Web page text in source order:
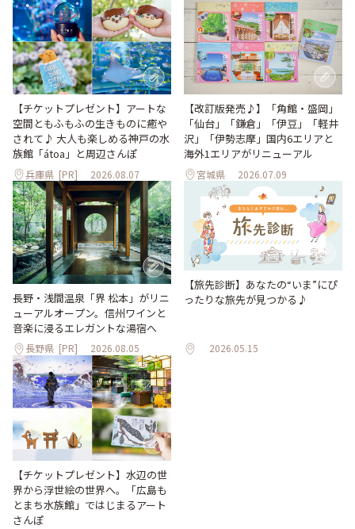
【チケットプレゼント】アートな
空間ともふもふの生きものに癒や
されて♪ 大人も楽しめる神戸の水
族館「átoa」と周辺さんぽ
兵庫県 [PR] 2026.08.07
【改訂版発売♪】「角館・盛岡」
「仙台」「鎌倉」「伊豆」「軽井
沢」「伊勢志摩」国内6エリアと
海外1エリアがリニューアル
宮城県 2026.07.09
長野・浅間温泉「界 松本」がリニ
ューアルオープン。信州ワインと
音楽に浸るエレガントな湯宿へ
長野県 [PR] 2026.08.05
【旅先診断】あなたの“いま”にぴ
ったりな旅先が見つかる♪
2026.05.15
【チケットプレゼント】水辺の世
界から浮世絵の世界へ。「広島も
とまち水族館」ではじまるアート
さんぽ